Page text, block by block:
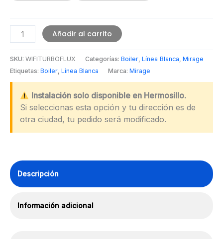
Calentador
de
Inverter
LED
cantidad
Añadir al carrito
SKU: WIFITURBOFLUX Categorías: Boiler, Línea Blanca, Mirage
Etiquetas: Boiler, Línea Blanca Marca: Mirage
Instalación solo disponible en Hermosillo.
Si seleccionas esta opción y tu dirección es de
otra ciudad, tu pedido será modificado.
Descripción
Información adicional